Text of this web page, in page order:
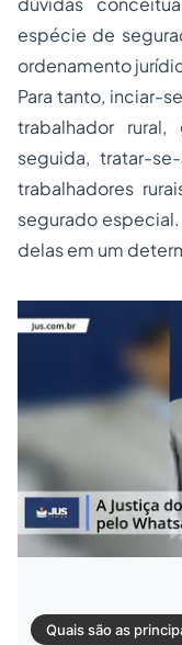
espécie de
ordenamento
Para tanto, inciar-
trabalhador rural,
seguida, tratar-
trabalhadores
segurado
delas em um